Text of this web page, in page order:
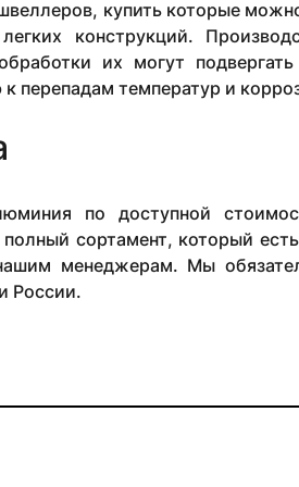
купить которые
конструкций.
их могут
перепадам температур и
по доступной
сортамент, который
менеджерам. Мы
России.